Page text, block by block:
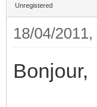
Unregistered
18/04/
Bonjour,